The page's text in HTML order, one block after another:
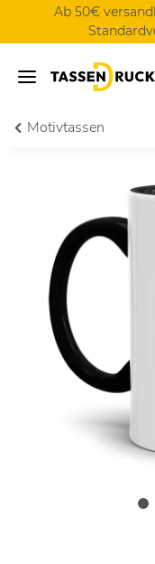
Ab 50€
Motivtassen